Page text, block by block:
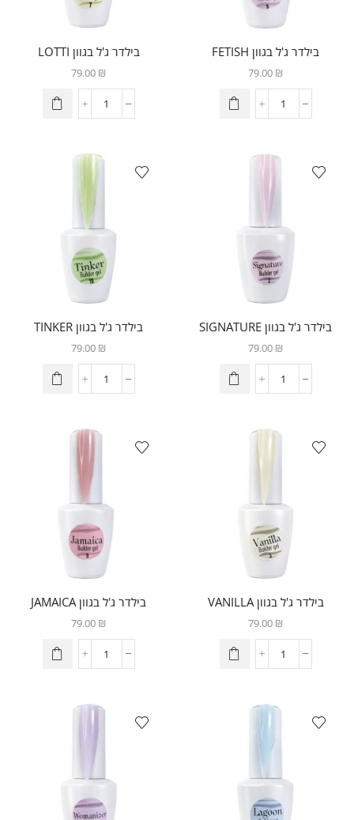
בילדר ג'ל בגוון FETISH
79.00 ₪
בילדר ג'ל בגוון LOTTI
79.00 ₪
בילדר ג'ל בגוון SIGNATURE
79.00 ₪
בילדר ג'ל בגוון TINKER
79.00 ₪
בילדר ג'ל בגוון VANILLA
79.00 ₪
בילדר ג'ל בגוון JAMAICA
79.00 ₪